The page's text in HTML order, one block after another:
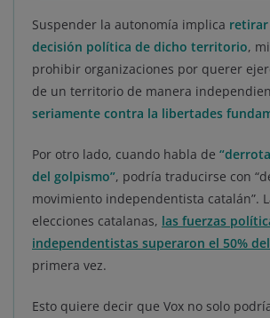
Suspender la autonomía implica retirar
decisión política de dicho territorio,
prohibir organizaciones por querer
de un territorio de manera
seriamente contra la libertades
Por otro lado, cuando habla de
del golpismo”, podría traducirse con
movimiento independentista catalán”.
elecciones catalanas, las fuerzas
independentistas superaron el 50%
primera vez.
Esto quiere decir que Vox no solo